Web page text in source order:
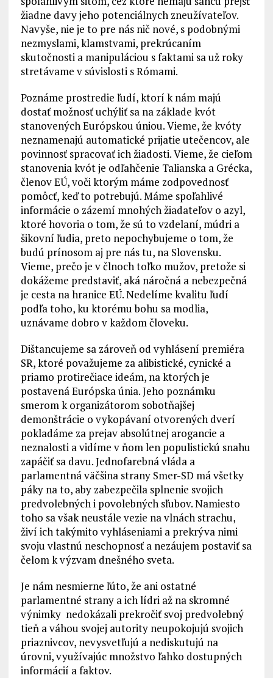
žiadne davy jeho potenciálnych zneužívateľov.
Navyše, nie je to pre nás nič nové, s podobnými
nezmyslami, klamstvami, prekrúcaním
skutočnosti a manipuláciou s faktami sa už roky
stretávame v súvislosti s Rómami.
Poznáme prostredie ľudí, ktorí k nám majú
dostať možnosť uchýliť sa na základe kvót
stanovených Európskou úniou. Vieme, že kvóty
neznamenajú automatické prijatie utečencov, ale
povinnosť spracovať ich žiadosti. Vieme, že cieľom
stanovenia kvót je odľahčenie Talianska a Grécka,
členov EÚ, voči ktorým máme zodpovednosť
pomôcť, keď to potrebujú. Máme spoľahlivé
informácie o zázemí mnohých žiadateľov o azyl,
ktoré hovoria o tom, že sú to vzdelaní, múdri a
šikovní ľudia, preto nepochybujeme o tom, že
budú prínosom aj pre nás tu, na Slovensku.
Vieme, prečo je v člnoch toľko mužov, pretože si
dokážeme predstaviť, aká náročná a nebezpečná
je cesta na hranice EÚ. Nedelíme kvalitu ľudí
podľa toho, ku ktorému bohu sa modlia,
uznávame dobro v každom človeku.
Dištancujeme sa zároveň od vyhlásení premiéra
SR, ktoré považujeme za alibistické, cynické a
priamo protirečiace ideám, na ktorých je
postavená Európska únia. Jeho poznámku
smerom k organizátorom sobotňajšej
demonštrácie o vykopávaní otvorených dverí
pokladáme za prejav absolútnej arogancie a
neznalosti a vidíme v ňom len populistickú snahu
zapáčiť sa davu. Jednofarebná vláda a
parlamentná väčšina strany Smer-SD má všetky
páky na to, aby zabezpečila splnenie svojich
predvolebných i povolebných sľubov. Namiesto
toho sa však neustále vezie na vlnách strachu,
živí ich takýmito vyhláseniami a prekrýva nimi
svoju vlastnú neschopnosť a nezáujem postaviť sa
čelom k výzvam dnešného sveta.
Je nám nesmierne ľúto, že ani ostatné
parlamentné strany a ich lídri až na skromné
výnimky nedokázali prekročiť svoj predvolebný
tieň a váhou svojej autority neupokojujú svojich
priaznivcov, nevysvetľujú a nediskutujú na
úrovni, využívajúc množstvo ľahko dostupných
informácií a faktov.